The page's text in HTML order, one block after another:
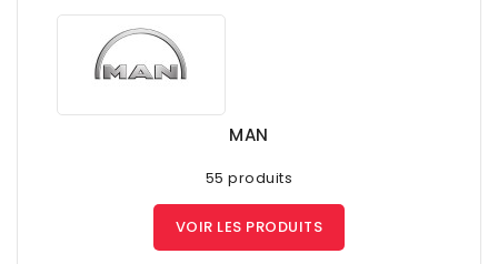
MAN
55 produits
VOIR LES PRODUITS